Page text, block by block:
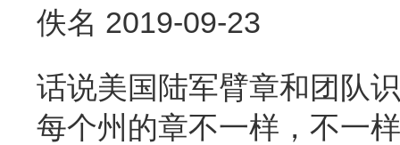
佚名 2019-09-23
话说美国陆军臂章和团队
每个州的章不一样，不一